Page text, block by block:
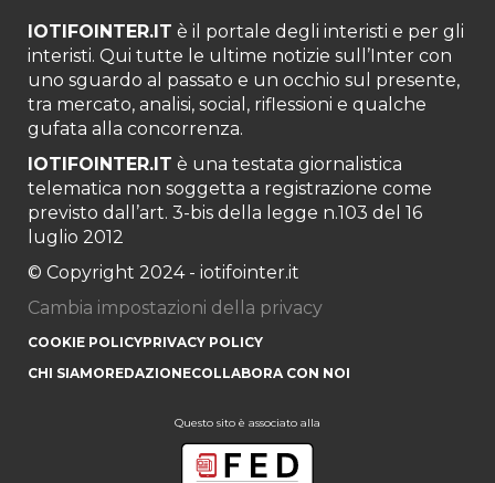
IOTIFOINTER.IT è il portale degli interisti e per gli
interisti. Qui tutte le ultime notizie sull’Inter con
uno sguardo al passato e un occhio sul presente,
tra mercato, analisi, social, riflessioni e qualche
gufata alla concorrenza.
IOTIFOINTER.IT è una testata giornalistica
telematica non soggetta a registrazione come
previsto dall’art. 3-bis della legge n.103 del 16
luglio 2012
© Copyright 2024 - iotifointer.it
Cambia impostazioni della privacy
COOKIE POLICYPRIVACY POLICY
CHI SIAMOREDAZIONECOLLABORA CON NOI
Questo sito è associato alla